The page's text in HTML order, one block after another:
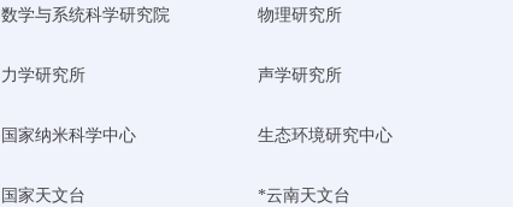
数学与系统科学研究院 物理研究所
力学研究所 声学研究所
国家纳米科学中心 生态环境研究中心
国家天文台 *云南天文台